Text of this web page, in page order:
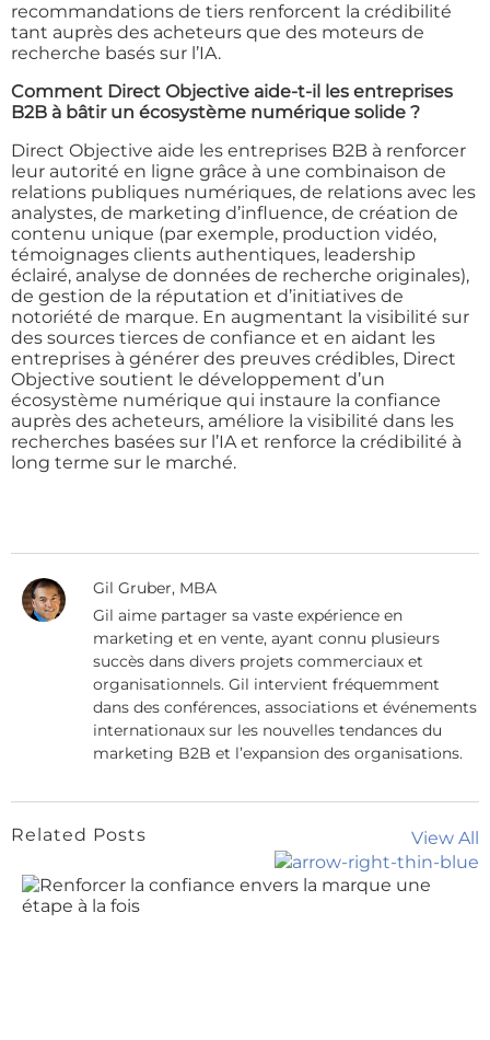
recommandations de tiers renforcent la crédibilité
tant auprès des acheteurs que des moteurs de
recherche basés sur l’IA.
Comment Direct Objective aide-t-il les entreprises
B2B à bâtir un écosystème numérique solide ?
Direct Objective aide les entreprises B2B à renforcer
leur autorité en ligne grâce à une combinaison de
relations publiques numériques, de relations avec les
analystes, de marketing d’influence, de création de
contenu unique (par exemple, production vidéo,
témoignages clients authentiques, leadership
éclairé, analyse de données de recherche originales),
de gestion de la réputation et d’initiatives de
notoriété de marque. En augmentant la visibilité sur
des sources tierces de confiance et en aidant les
entreprises à générer des preuves crédibles, Direct
Objective soutient le développement d’un
écosystème numérique qui instaure la confiance
auprès des acheteurs, améliore la visibilité dans les
recherches basées sur l’IA et renforce la crédibilité à
long terme sur le marché.
Gil Gruber, MBA
Gil aime partager sa vaste expérience en
marketing et en vente, ayant connu plusieurs
succès dans divers projets commerciaux et
organisationnels. Gil intervient fréquemment
dans des conférences, associations et événements
internationaux sur les nouvelles tendances du
marketing B2B et l’expansion des organisations.
Related Posts View All